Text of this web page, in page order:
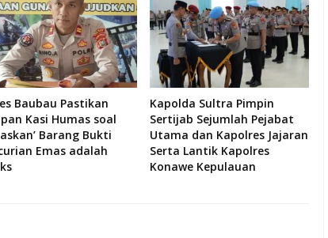
Baubau Pastikan
Kasi Humas soal
Barang Bukti
Emas adalah
Kapolda Sultra Pimpin
Sertijab Sejumlah Pejabat
Utama dan Kapolres Jajaran
Serta Lantik Kapolres
Konawe Kepulauan